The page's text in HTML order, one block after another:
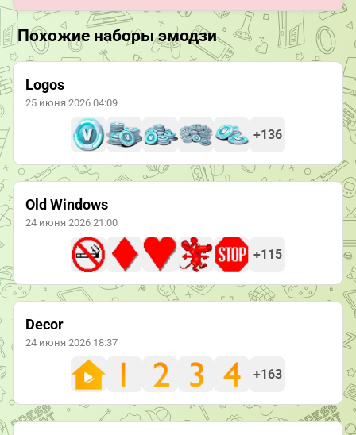
Похожие наборы эмодзи
Logos
25 июня 2026 04:09
+136
Old Windows
24 июня 2026 21:00
+115
Decor
24 июня 2026 18:37
+163